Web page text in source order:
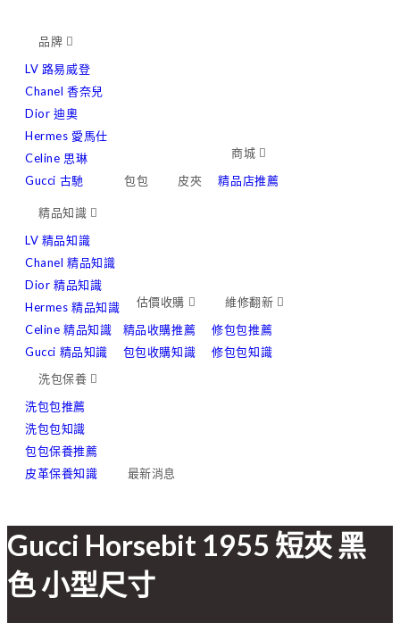
品牌
LV 路易威登
Chanel 香奈兒
Dior 迪奧
Hermes 愛馬仕
Celine 思琳
Gucci 古馳
包包 皮夾
商城
精品店推薦
精品知識
LV 精品知識
Chanel 精品知識
Dior 精品知識
Hermes 精品知識
Celine 精品知識
Gucci 精品知識
估價收購
精品收購推薦
包包收購知識
維修翻新
修包包推薦
修包包知識
洗包保養
洗包包推薦
洗包包知識
包包保養推薦
皮革保養知識
最新消息
Gucci Horsebit 1955 短夾 黑
色 小型尺寸